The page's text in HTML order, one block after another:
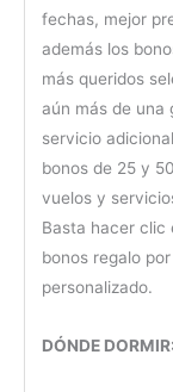
fechas, mejor
además los
más queridos
aún más de una
servicio
bonos de 25 y
vuelos y
Basta hacer clic
bonos regalo
personalizado.
DÓNDE DORMIR: